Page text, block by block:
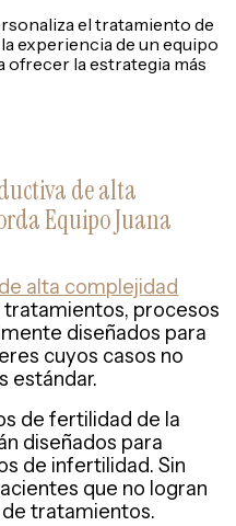
el tratamiento de
experiencia de un equipo
ofrecer la estrategia más
de alta
Equipo Juana
alta complejidad
procesos
diseñados para
cuyos casos no
estándar.
de fertilidad de la
diseñados para
de infertilidad. Sin
que no logran
tratamientos.